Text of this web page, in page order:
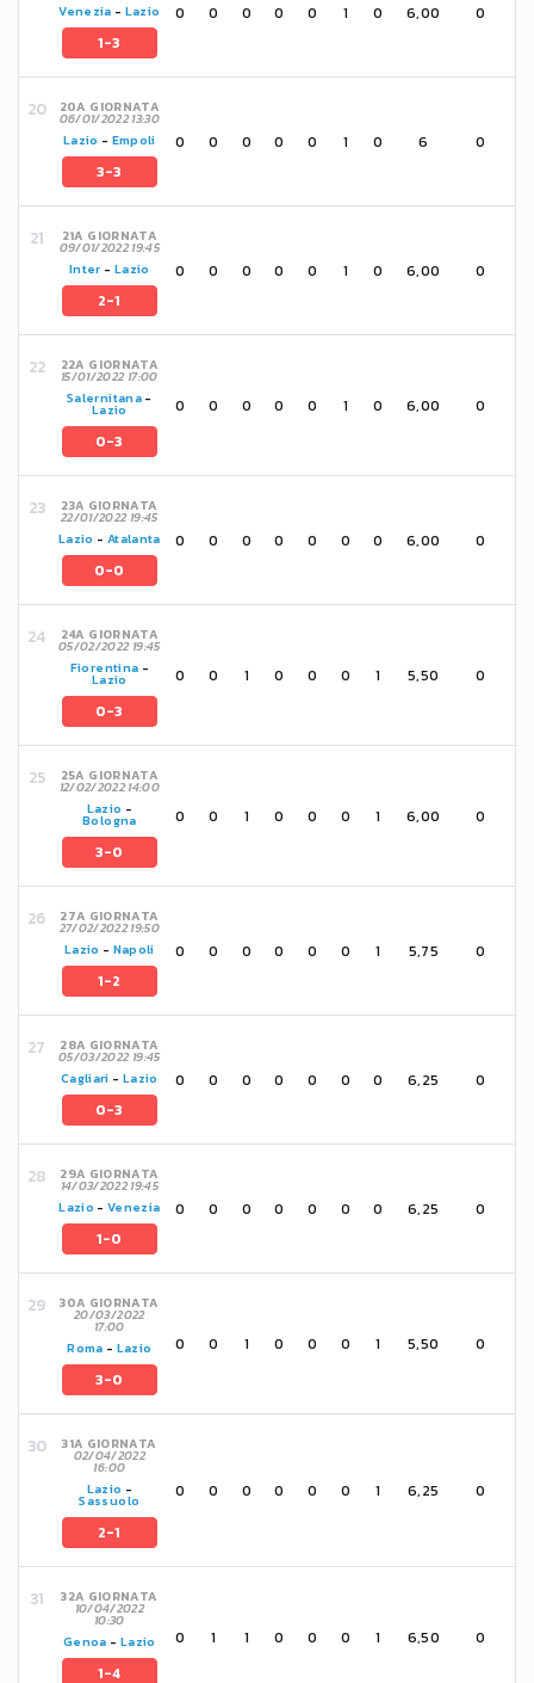
Venezia - Lazio
1-3
0 0 0 0 0 1 0 6,00 0
20A GIORNATA
06/01/2022 13:30
Lazio - Empoli
3-3
0 0 0 0 0 1 0 6 0
21A GIORNATA
09/01/2022 19:45
Inter - Lazio
2-1
0 0 0 0 0 1 0 6,00 0
22A GIORNATA
15/01/2022 17:00
Salernitana-
Lazio
0-3
0 0 0 0 0 1 0 6,00 0
23A GIORNATA
22/01/2022 19:45
Lazio - Atalanta
0-0
0 0 0 0 0 0 0 6,00 0
24A GIORNATA
05/02/2022 19:45
Fiorentina -
Lazio
0-3
0 0 1 0 0 0 1 5,50 0
25A GIORNATA
12/02/2022 14:00
Lazio -
Bologna
3-0
0 0 1 0 0 0 1 6,00 0
27A GIORNATA
27/02/2022 19:50
Lazio - Napoli
1-2
0 0 0 0 0 0 1 5,75 0
28A GIORNATA
05/03/2022 19:45
Cagliari - Lazio
0-3
0 0 0 0 0 0 0 6,25 0
29A GIORNATA
14/03/2022 19:45
Lazio -Venezia
1-0
0 0 0 0 0 0 0 6,25 0
30A GIORNATA
20/03/2022
17:00
Roma - Lazio
3-0
0 0 1 0 0 0 1 5,50 0
31A GIORNATA
02/04/2022
16:00
Lazio -
Sassuolo
2-1
0 0 0 0 0 0 1 6,25 0
32A GIORNATA
10/04/2022
10:30
Genoa - Lazio
1-4
0 1 1 0 0 0 1 6,50 0